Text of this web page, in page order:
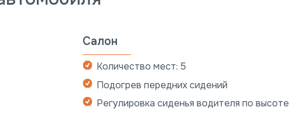
Салон
Количество мест: 5
Подогрев передних сидений
Регулировка сиденья водителя по высоте